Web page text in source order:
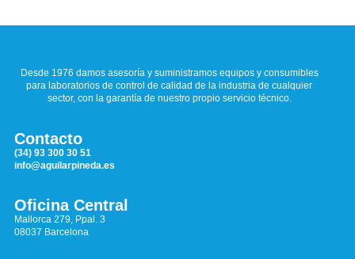
Desde 1976 damos asesoría y suministramos equipos y consumibles
para laboratorios de control de calidad de la industria de cualquier
sector, con la garantía de nuestro propio servicio técnico.
Contacto
(34) 93 300 30 51
info@aguilarpineda.es
Oficina Central
Mallorca 279, Ppal. 3
08037 Barcelona